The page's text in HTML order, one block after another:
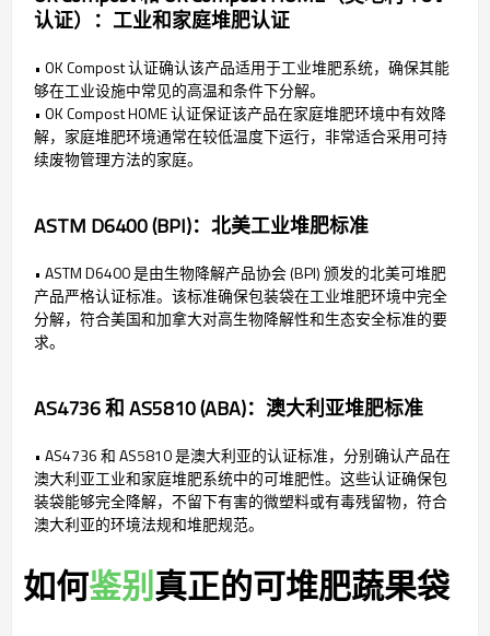
认证）：工业和家庭堆肥认证
• OK Compost 认证确认该产品适用于工业堆肥系统，确保其能
够在工业设施中常见的高温和条件下分解。
• OK Compost HOME 认证保证该产品在家庭堆肥环境中有效降
解，家庭堆肥环境通常在较低温度下运行，非常适合采用可持
续废物管理方法的家庭。
ASTM D6400 (BPI)：北美工业堆肥标准
• ASTM D6400 是由生物降解产品协会 (BPI) 颁发的北美可堆肥
产品严格认证标准。该标准确保包装袋在工业堆肥环境中完全
分解，符合美国和加拿大对高生物降解性和生态安全标准的要
求。
AS4736 和 AS5810 (ABA)：澳大利亚堆肥标准
• AS4736 和 AS5810 是澳大利亚的认证标准，分别确认产品在
澳大利亚工业和家庭堆肥系统中的可堆肥性。这些认证确保包
装袋能够完全降解，不留下有害的微塑料或有毒残留物，符合
澳大利亚的环境法规和堆肥规范。
如何鉴别真正的可堆肥蔬果袋